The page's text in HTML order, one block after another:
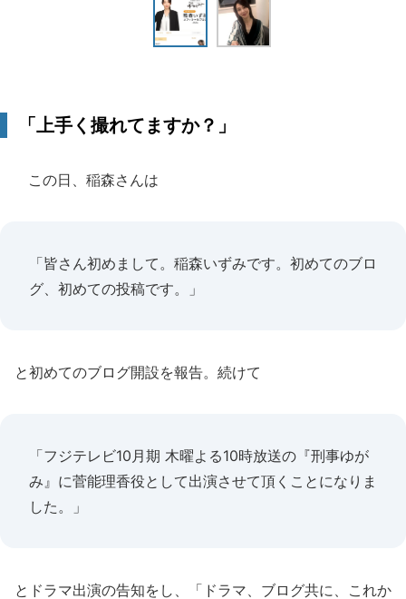
「上手く撮れてますか？」
この日、稲森さんは
「皆さん初めまして。稲森いずみです。初めてのブロ
グ、初めての投稿です。」
と初めてのブログ開設を報告。続けて
「フジテレビ10月期 木曜よる10時放送の『刑事ゆが
み』に菅能理香役として出演させて頂くことになりま
した。」
とドラマ出演の告知をし、「ドラマ、ブログ共に、これか